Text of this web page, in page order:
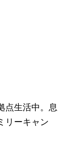
点生活中。息
リーキャン